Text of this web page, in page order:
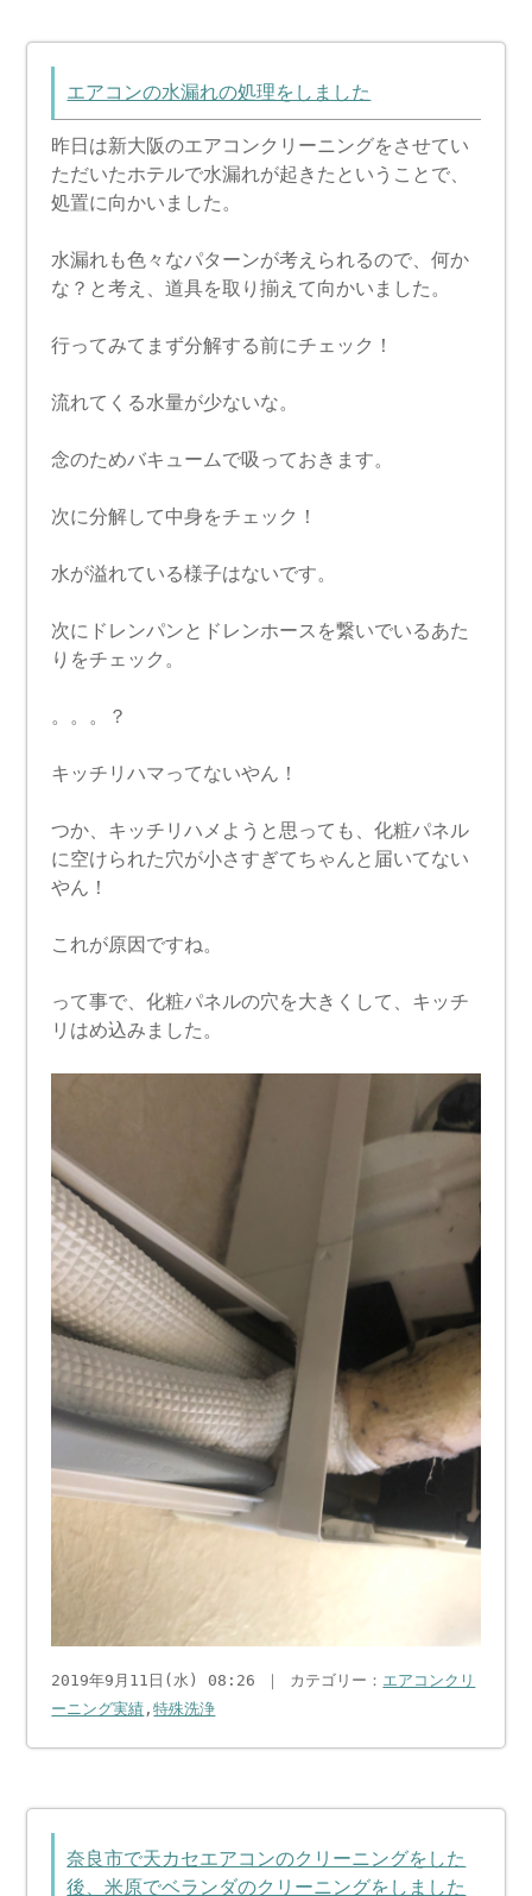
エアコンの水漏れの処理をしました
昨日は新大阪のエアコンクリーニングをさせてい
ただいたホテルで水漏れが起きたということで、
処置に向かいました。
水漏れも色々なパターンが考えられるので、何か
な？と考え、道具を取り揃えて向かいました。
行ってみてまず分解する前にチェック！
流れてくる水量が少ないな。
念のためバキュームで吸っておきます。
次に分解して中身をチェック！
水が溢れている様子はないです。
次にドレンパンとドレンホースを繋いでいるあた
りをチェック。
。。。？
キッチリハマってないやん！
つか、キッチリハメようと思っても、化粧パネル
に空けられた穴が小さすぎてちゃんと届いてない
やん！
これが原因ですね。
って事で、化粧パネルの穴を大きくして、キッチ
リはめ込みました。
2019年9月11日(水) 08:26 ｜ カテゴリー： エアコンクリ
ーニング実績 ,特殊洗浄
奈良市で天カセエアコンのクリーニングをした
後、米原でベランダのクリーニングをしました